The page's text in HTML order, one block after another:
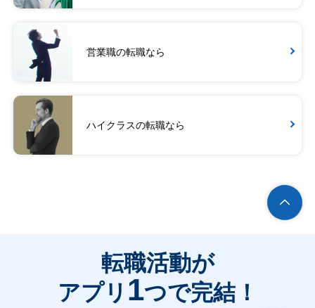
営業職の転職なら
ハイクラスの転職なら
転職活動が
アプリ 1つで完結！